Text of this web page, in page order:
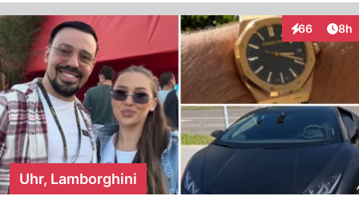
66
Interaktionen
8h
Uhr, Lamborghini